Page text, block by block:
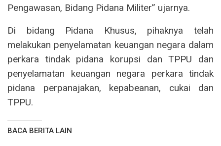
Pengawasan, Bidang Pidana Militer” ujarnya.
Di bidang Pidana Khusus, pihaknya telah
melakukan penyelamatan keuangan negara dalam
perkara tindak pidana korupsi dan TPPU dan
penyelamatan keuangan negara perkara tindak
pidana perpanajakan, kepabeanan, cukai dan
TPPU.
BACA BERITA LAIN